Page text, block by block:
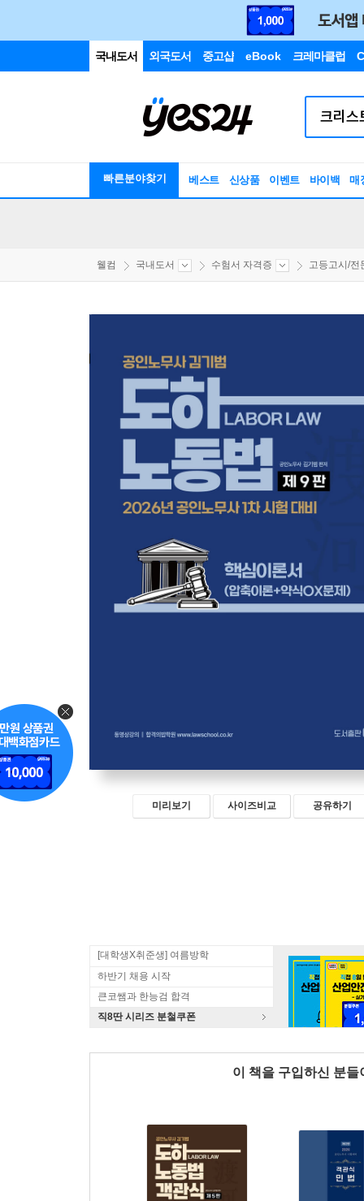
국내도서 외국도서 중고샵 eBook 크레마클럽
빠른분야찾기 베스트 신상품 이벤트 바이백 매
웰컴 국내도서 수험서 자격증 고등고시/전
미리보기 사이즈비교 공유하기
[대학생X취준생] 여름방학
하반기 채용 시작
큰코쌤과 한능검 합격
직8딴 시리즈 분철쿠폰
이 책을 구입하신 분